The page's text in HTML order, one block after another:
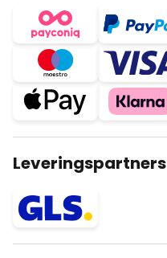
Leveringspartners